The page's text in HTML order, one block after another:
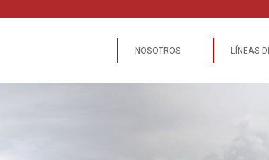
NOSOTROS LÍNEAS